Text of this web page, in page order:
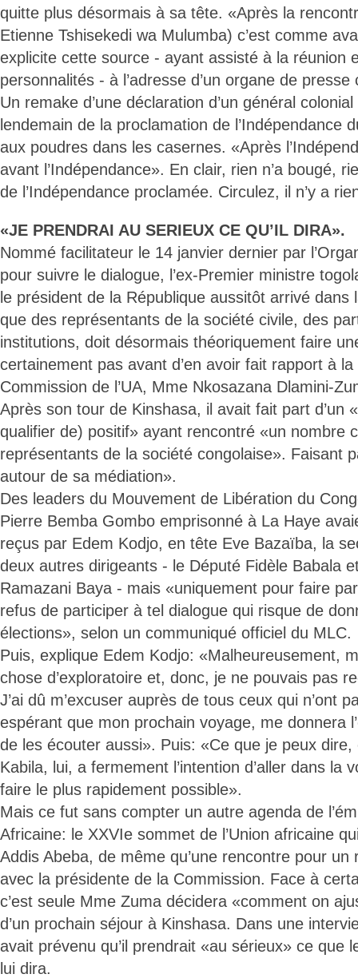
quitte plus désormais à sa tête. «Après la
Etienne Tshisekedi wa Mulumba) c’est comme
explicite cette source - ayant assisté à la réunion
personnalités - à l’adresse d’un organe de presse
Un remake d’une déclaration d’un général
lendemain de la proclamation de l’Indépendance
aux poudres dans les casernes. «Après
avant l’Indépendance». En clair, rien n’a bougé,
de l’Indépendance proclamée. Circulez, il n’y a
«JE PRENDRAI AU SERIEUX CE QU’IL DIRA».
Nommé facilitateur le 14 janvier dernier par
pour suivre le dialogue, l’ex-Premier ministre
le président de la République aussitôt arrivé dans
que des représentants de la société civile, des
institutions, doit désormais théoriquement faire
certainement pas avant d’en avoir fait rapport à
Commission de l’UA, Mme Nkosazana Dlamini-
Après son tour de Kinshasa, il avait fait part d’un
qualifier de) positif» ayant rencontré «un nombre
représentants de la société congolaise». Faisant
autour de sa médiation».
Des leaders du Mouvement de Libération du
Pierre Bemba Gombo emprisonné à La Haye
reçus par Edem Kodjo, en tête Eve Bazaïba, la
deux autres dirigeants - le Député Fidèle Babala
Ramazani Baya - mais «uniquement pour faire
refus de participer à tel dialogue qui risque de
élections», selon un communiqué officiel du MLC.
Puis, explique Edem Kodjo: «Malheureusement,
chose d’exploratoire et, donc, je ne pouvais pas
J’ai dû m’excuser auprès de tous ceux qui n’ont
espérant que mon prochain voyage, me donnera
de les écouter aussi». Puis: «Ce que je peux dire,
Kabila, lui, a fermement l’intention d’aller dans la
faire le plus rapidement possible».
Mais ce fut sans compter un autre agenda de
Africaine: le XXVIe sommet de l’Union africaine
Addis Abeba, de même qu’une rencontre pour
avec la présidente de la Commission. Face à
c’est seule Mme Zuma décidera «comment on
d’un prochain séjour à Kinshasa. Dans une
avait prévenu qu’il prendrait «au sérieux» ce que
lui dira.